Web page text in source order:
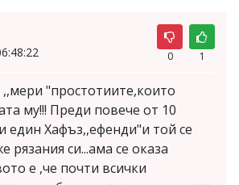
0 1
"простотиите,които
му!!! Преди повече от 10
един Хафъз,,ефенди"и той се
рязания си...ама се оказа
е ,че почти всички